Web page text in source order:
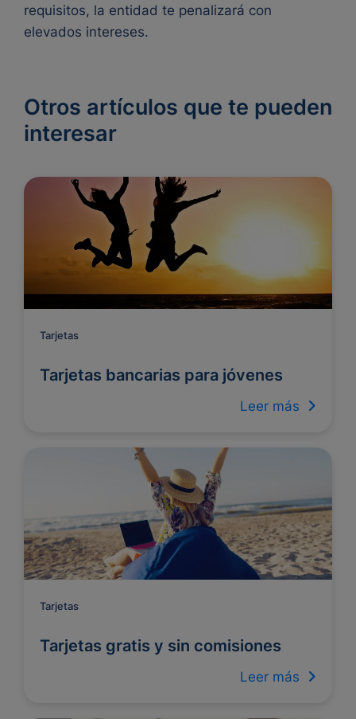
requisitos, la entidad te penalizará con
elevados intereses.
Otros artículos que te pueden
interesar
Tarjetas
Tarjetas bancarias para jóvenes
Leer más
Tarjetas
Tarjetas gratis y sin comisiones
Leer más